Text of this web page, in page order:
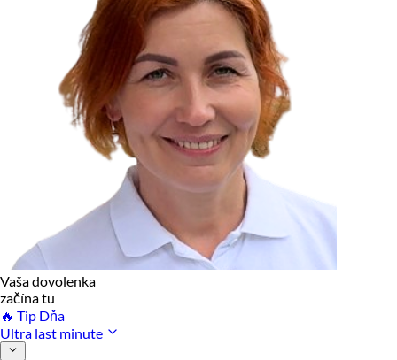
Vaša dovolenka
začína tu
🔥 Tip Dňa
Ultra last minute
Technické a nevyhnutné cookies
Analytické a marketingové cookies
Reklamné úložisko
Reklamné používateľské dáta
Personalizácia reklám
Povoliť vybrané
Odmietnuť